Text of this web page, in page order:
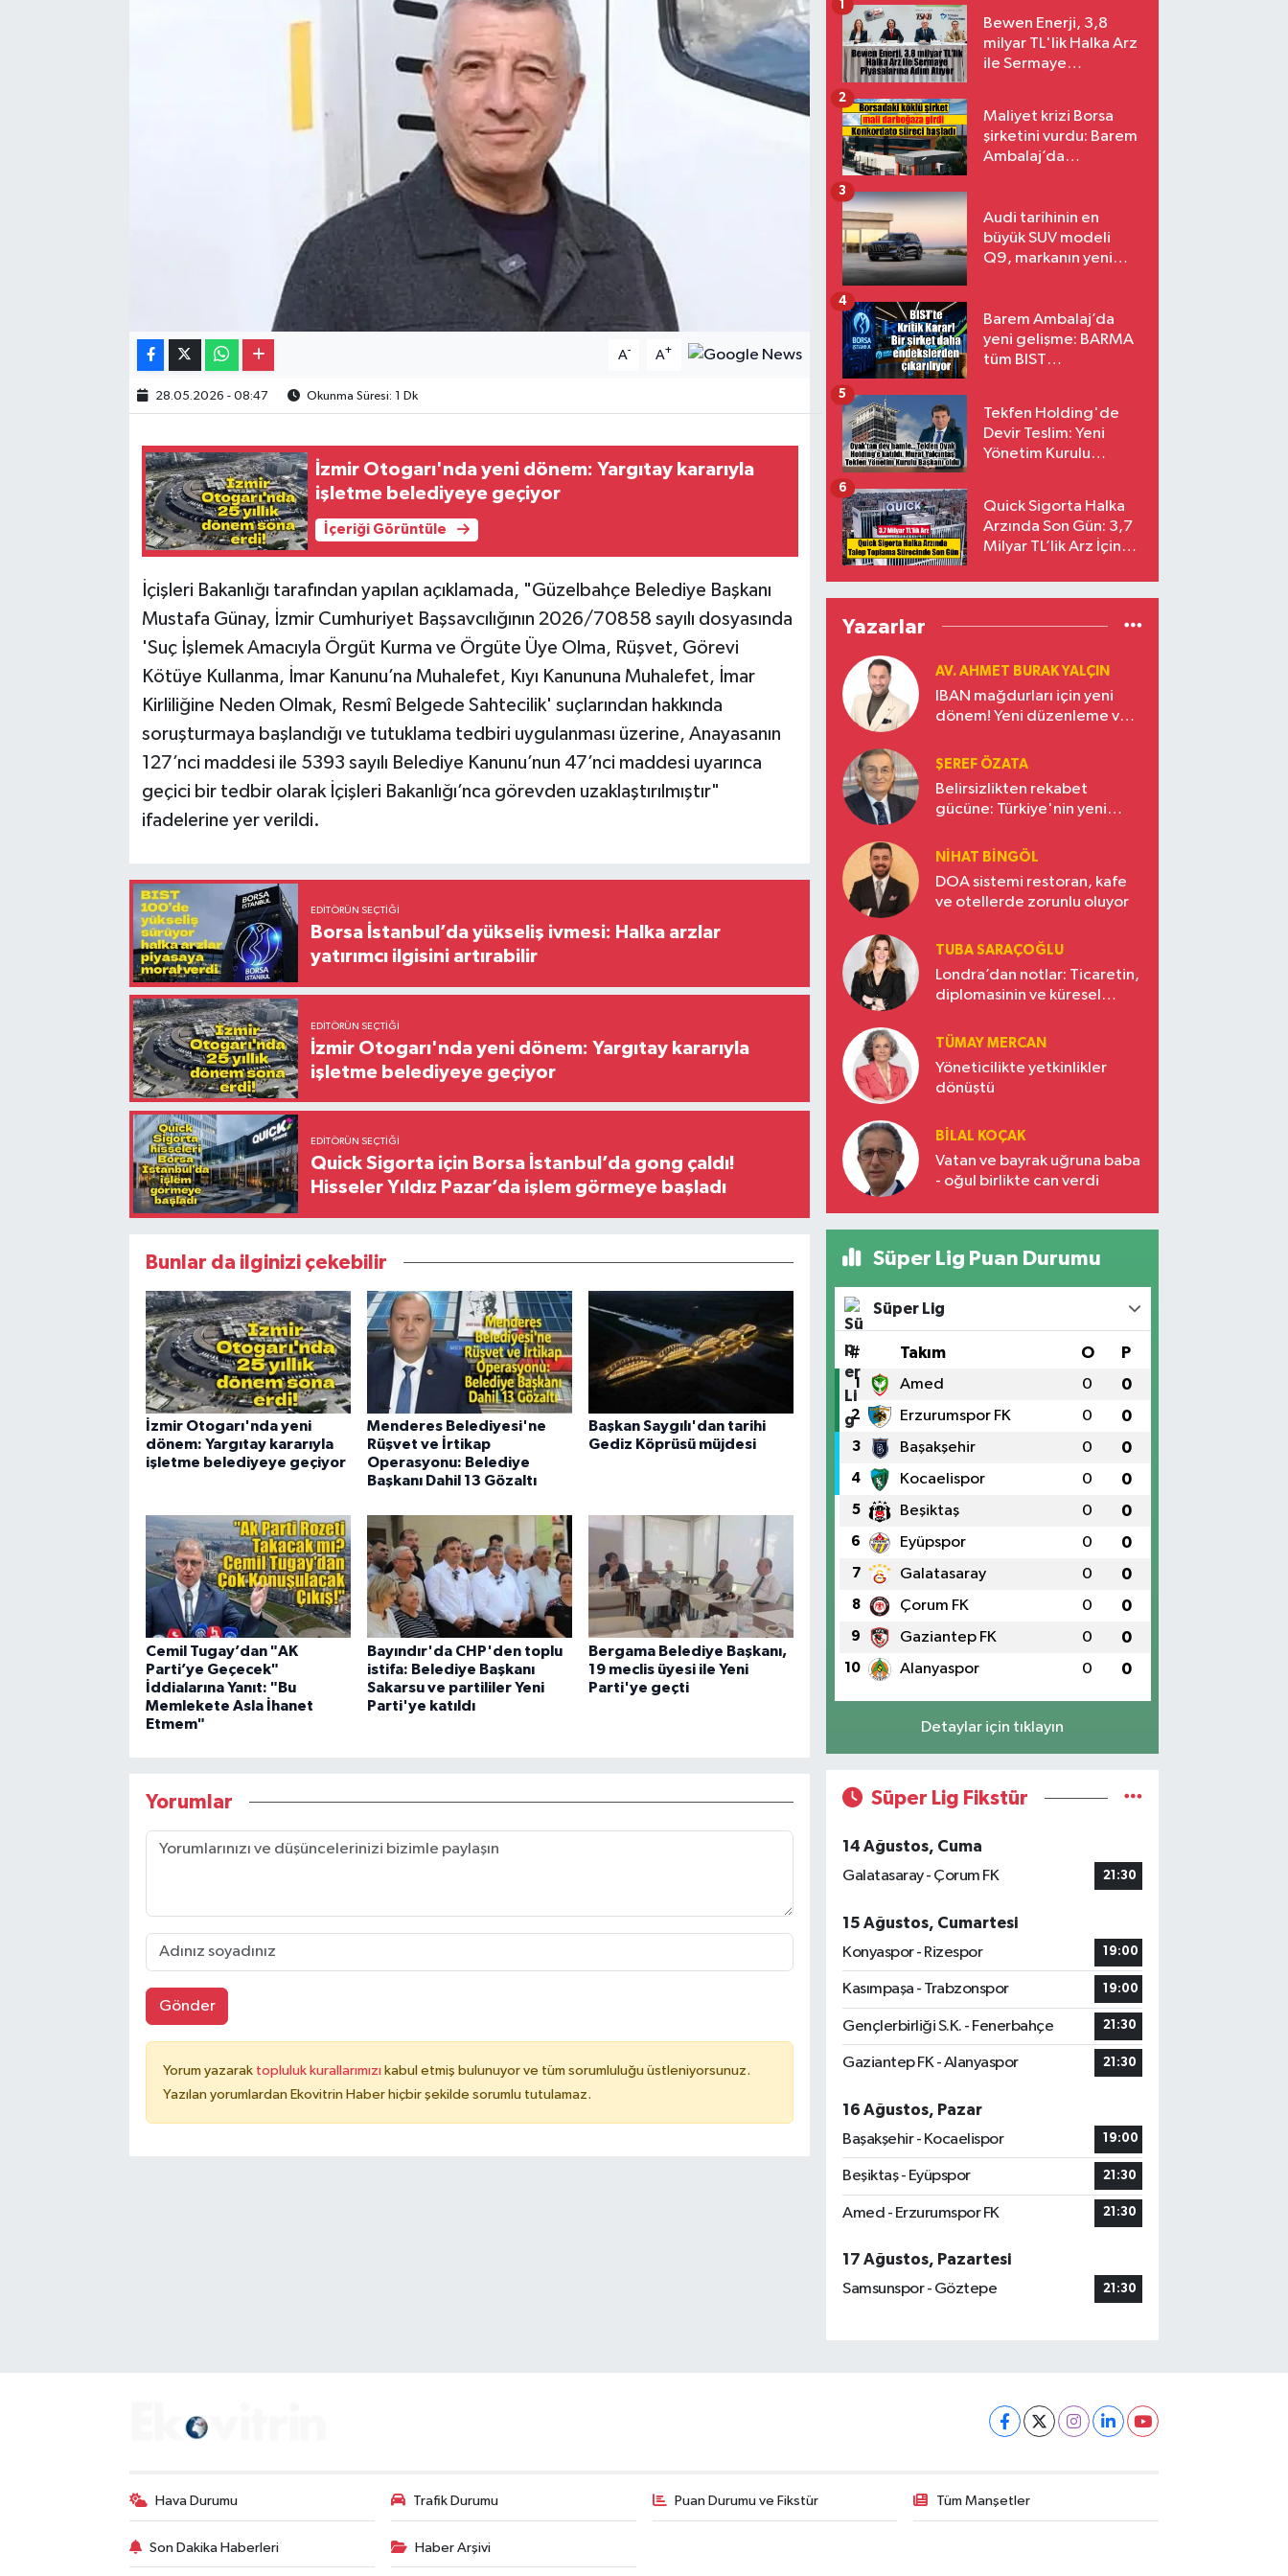
A- A+
28.05.2026 - 08:47 Okunma Süresi: 1 Dk
İzmir Otogarı'nda yeni dönem: Yargıtay kararıyla
işletme belediyeye geçiyor
İçeriği Görüntüle
İçişleri Bakanlığı tarafından yapılan açıklamada, "Güzelbahçe Belediye Başkanı
Mustafa Günay, İzmir Cumhuriyet Başsavcılığının 2026/70858 sayılı dosyasında
'Suç İşlemek Amacıyla Örgüt Kurma ve Örgüte Üye Olma, Rüşvet, Görevi
Kötüye Kullanma, İmar Kanunu’na Muhalefet, Kıyı Kanununa Muhalefet, İmar
Kirliliğine Neden Olmak, Resmî Belgede Sahtecilik' suçlarından hakkında
soruşturmaya başlandığı ve tutuklama tedbiri uygulanması üzerine, Anayasanın
127’nci maddesi ile 5393 sayılı Belediye Kanunu’nun 47’nci maddesi uyarınca
geçici bir tedbir olarak İçişleri Bakanlığı’nca görevden uzaklaştırılmıştır"
ifadelerine yer verildi.
EDITÖRÜN SEÇTIĞI
Borsa İstanbul’da yükseliş ivmesi: Halka arzlar
yatırımcı ilgisini artırabilir
EDITÖRÜN SEÇTIĞI
İzmir Otogarı'nda yeni dönem: Yargıtay kararıyla
işletme belediyeye geçiyor
EDITÖRÜN SEÇTIĞI
Quick Sigorta için Borsa İstanbul’da gong çaldı!
Hisseler Yıldız Pazar’da işlem görmeye başladı
Bunlar da ilginizi çekebilir
İzmir Otogarı'nda yeni
dönem: Yargıtay kararıyla
işletme belediyeye geçiyor
Menderes Belediyesi'ne
Rüşvet ve İrtikap
Operasyonu: Belediye
Başkanı Dahil 13 Gözaltı
Başkan Saygılı'dan tarihi
Gediz Köprüsü müjdesi
Cemil Tugay’dan "AK
Parti’ye Geçecek"
İddialarına Yanıt: "Bu
Memlekete Asla İhanet
Etmem"
Bayındır'da CHP'den toplu
istifa: Belediye Başkanı
Sakarsu ve partililer Yeni
Parti'ye katıldı
Bergama Belediye Başkanı,
19 meclis üyesi ile Yeni
Parti'ye geçti
Yorumlar
Gönder
Yorum yazarak topluluk kurallarımızı kabul etmiş bulunuyor ve tüm sorumluluğu üstleniyorsunuz.
Yazılan yorumlardan Ekovitrin Haber hiçbir şekilde sorumlu tutulamaz.
Bewen Enerji, 3,8
milyar TL'lik Halka Arz
ile Sermaye
1
Maliyet krizi Borsa
şirketini vurdu: Barem
Ambalaj’da
2
Audi tarihinin en
büyük SUV modeli
Q9, markanın yeni
3
Barem Ambalaj’da
yeni gelişme: BARMA
tüm BIST
4
Tekfen Holding'de
Devir Teslim: Yeni
Yönetim Kurulu
5
Quick Sigorta Halka
Arzında Son Gün: 3,7
Milyar TL’lik Arz İçin
Eriyor
6
Yazarlar
AV. AHMET BURAK YALÇIN
IBAN mağdurları için yeni
dönem! Yeni düzenleme ve
ŞEREF ÖZATA
Belirsizlikten rekabet
gücüne: Türkiye'nin yeni
NIHAT BINGÖL
DOA sistemi restoran, kafe
ve otellerde zorunlu oluyor
TUBA SARAÇOĞLU
Londra’dan notlar: Ticaretin,
diplomasinin ve küresel
Türkiye’nin yükselen gücü
TÜMAY MERCAN
Yöneticilikte yetkinlikler
dönüştü
BILAL KOÇAK
Vatan ve bayrak uğruna baba
- oğul birlikte can verdi
Süper Lig Puan Durumu
Süper Lig
# Takım O P
1 Amed 0 0
2 Erzurumspor FK 0 0
3 Başakşehir 0 0
4 Kocaelispor 0 0
5 Beşiktaş 0 0
6 Eyüpspor 0 0
7 Galatasaray 0 0
8 Çorum FK 0 0
9 Gaziantep FK 0 0
10 Alanyaspor 0 0
Detaylar için tıklayın
Süper Lig Fikstür
14 Ağustos, Cuma
Galatasaray - Çorum FK
21:30
15 Ağustos, Cumartesi
Konyaspor - Rizespor
19:00
Kasımpaşa - Trabzonspor 19:00
Gençlerbirliği S.K. - Fenerbahçe 21:30
Gaziantep FK - Alanyaspor 21:30
16 Ağustos, Pazar
Başakşehir - Kocaelispor
19:00
Beşiktaş - Eyüpspor 21:30
Amed - Erzurumspor FK 21:30
17 Ağustos, Pazartesi
Samsunspor - Göztepe
21:30
Hava Durumu Trafik Durumu Puan Durumu ve Fikstür Tüm Manşetler
Son Dakika Haberleri Haber Arşivi